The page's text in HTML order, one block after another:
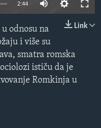
2:44
Link
odnosu na
i više su
smatra romska
ističu da je
Romkinja u